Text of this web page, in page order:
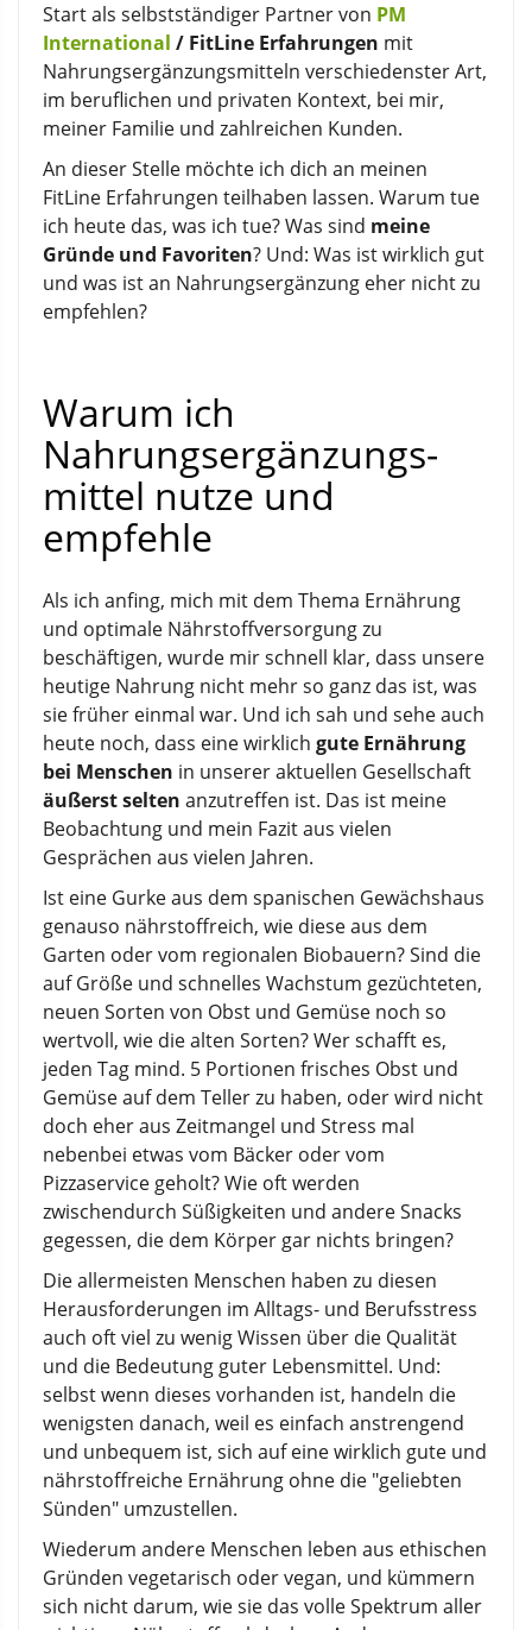
Start als selbstständiger Partner von PM
International / FitLine Erfahrungen mit
Nahrungsergänzungsmitteln verschiedenster Art,
im beruflichen und privaten Kontext, bei mir,
meiner Familie und zahlreichen Kunden.
An dieser Stelle möchte ich dich an meinen
FitLine Erfahrungen teilhaben lassen. Warum tue
ich heute das, was ich tue? Was sind meine
Gründe und Favoriten? Und: Was ist wirklich gut
und was ist an Nahrungsergänzung eher nicht zu
empfehlen?
Warum ich
Nahrungsergänzungs­
mittel nutze und
empfehle
Als ich anfing, mich mit dem Thema Ernährung
und optimale Nährstoffversorgung zu
beschäftigen, wurde mir schnell klar, dass unsere
heutige Nahrung nicht mehr so ganz das ist, was
sie früher einmal war. Und ich sah und sehe auch
heute noch, dass eine wirklich gute Ernährung
bei Menschen in unserer aktuellen Gesellschaft
äußerst selten anzutreffen ist. Das ist meine
Beobachtung und mein Fazit aus vielen
Gesprächen aus vielen Jahren.
Ist eine Gurke aus dem spanischen Gewächshaus
genauso nährstoffreich, wie diese aus dem
Garten oder vom regionalen Biobauern? Sind die
auf Größe und schnelles Wachstum gezüchteten,
neuen Sorten von Obst und Gemüse noch so
wertvoll, wie die alten Sorten? Wer schafft es,
jeden Tag mind. 5 Portionen frisches Obst und
Gemüse auf dem Teller zu haben, oder wird nicht
doch eher aus Zeitmangel und Stress mal
nebenbei etwas vom Bäcker oder vom
Pizzaservice geholt? Wie oft werden
zwischendurch Süßigkeiten und andere Snacks
gegessen, die dem Körper gar nichts bringen?
Die allermeisten Menschen haben zu diesen
Herausforderungen im Alltags- und Berufsstress
auch oft viel zu wenig Wissen über die Qualität
und die Bedeutung guter Lebensmittel. Und:
selbst wenn dieses vorhanden ist, handeln die
wenigsten danach, weil es einfach anstrengend
und unbequem ist, sich auf eine wirklich gute und
nährstoffreiche Ernährung ohne die "geliebten
Sünden" umzustellen.
Wiederum andere Menschen leben aus ethischen
Gründen vegetarisch oder vegan, und kümmern
sich nicht darum, wie sie das volle Spektrum aller